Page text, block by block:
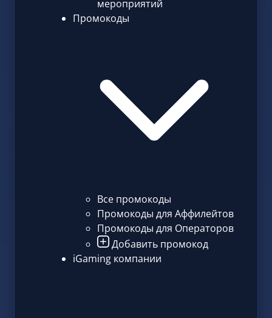
мероприятий
Промокоды
Все промокоды
Промокоды для Аффилейтов
Промокоды для Операторов
Добавить промокод
iGaming компании